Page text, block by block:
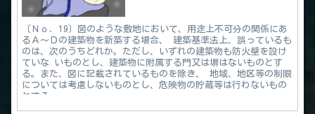
〔Ｎｏ．19〕図のような敷地において、用途上不可分の関係にあ
るＡ～Ｄの建築物を新築する場合、 建築基準法上、誤っているも
のは、次のうちどれか。ただし、いずれの建築物も防火壁を設け
ていな いものとし、建築物に附属する門又は塀はないものとす
る。また、図に記載されているものを除き、 地域、地区等の制限
については考慮しないものとし、危険物の貯蔵等は行わないもの
とする。